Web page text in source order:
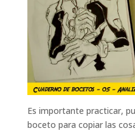
Es importante practicar,
boceto para copiar las